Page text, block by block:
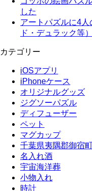
した
アートパズルに4
ド・デュラック等）
カテゴリー
iOSアプリ
iPhoneケース
オリジナルグッズ
ジグソーパズル
ディフューザー
ペット
マグカップ
千葉県夷隅郡御宿
名入れ酒
宇宙海洋葬
小物入れ
時計